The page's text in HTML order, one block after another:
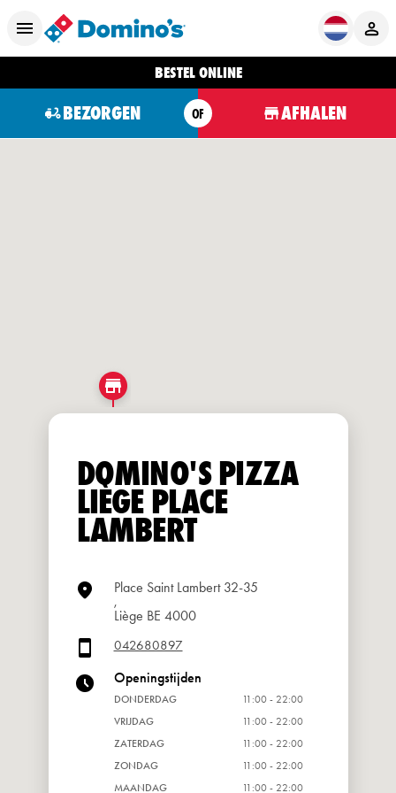
BESTEL ONLINE
BEZORGEN OF AFHALEN
DOMINO'S PIZZA
LIÈGE PLACE
LAMBERT
Place Saint Lambert 32-35
,
Liège BE 4000
042680897
Openingstijden
DONDERDAG
11:00 - 22:00
VRIJDAG
11:00 - 22:00
ZATERDAG
11:00 - 22:00
ZONDAG
11:00 - 22:00
MAANDAG
11:00 - 22:00